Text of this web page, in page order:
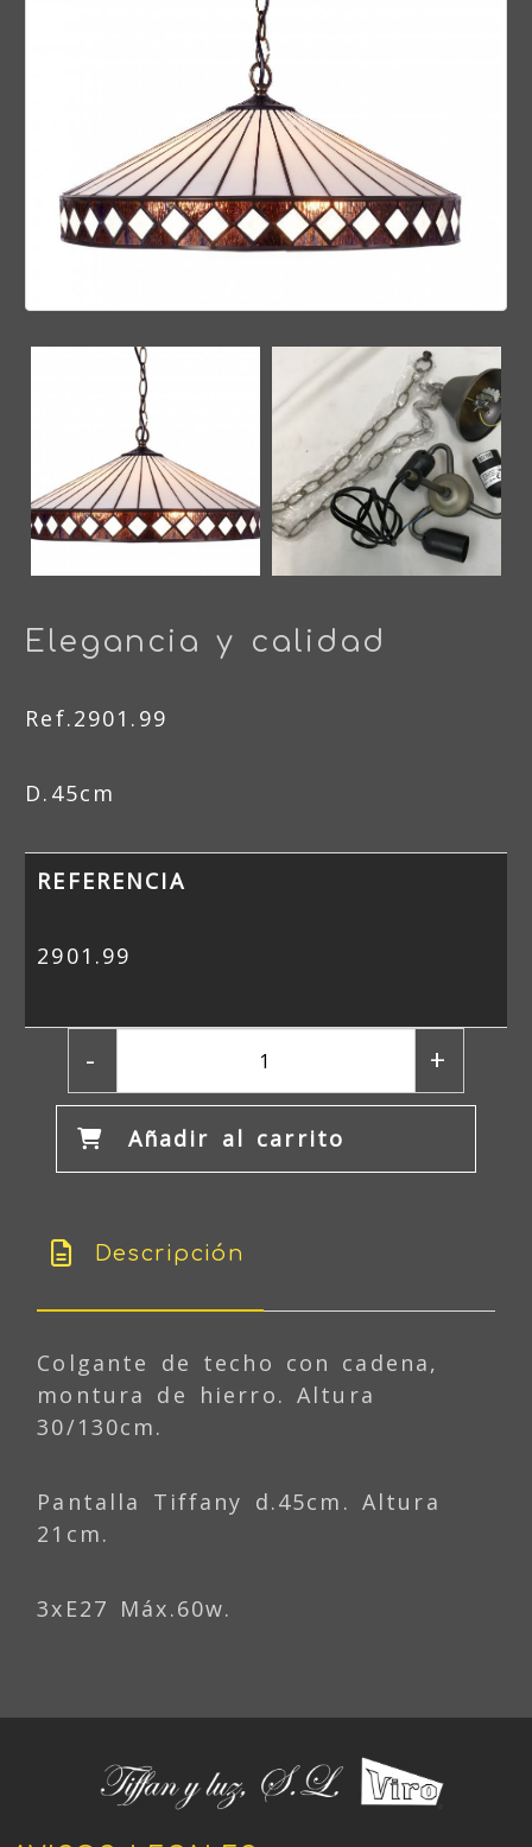
Elegancia y calidad
Ref.2901.99
D.45cm
REFERENCIA
2901.99
- +
Añadir al carrito
Descripción
Colgante de techo con cadena,
montura de hierro. Altura
30/130cm.
Pantalla Tiffany d.45cm. Altura
21cm.
3xE27 Máx.60w.